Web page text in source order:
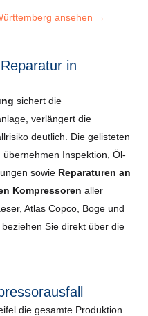
ansehen →
in
sichert die
verlängert die
deutlich. Die gelisteten
Inspektion, Öl-
sowie Reparaturen an
Kompressoren aller
Atlas Copco, Boge und
beziehen Sie direkt über die
die gesamte Produktion